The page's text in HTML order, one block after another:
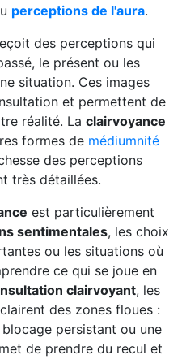
perceptions de l'aura.
des perceptions qui
le présent ou les
situation. Ces images
et permettent de
réalité. La clairvoyance
formes de médiumnité
des perceptions
très détaillées.
est particulièrement
sentimentales, les choix
ou les situations où
ce qui se joue en
clairvoyant, les
des zones floues :
persistant ou une
de prendre du recul et